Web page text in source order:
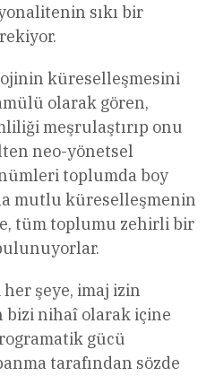
sıkı bir
küreselleşmesini
olarak gören,
meşrulaştırıp onu
neo-yönetsel
toplumda boy
mutlu küreselleşmenin
tüm toplumu zehirli bir
şeye, imaj izin
bizi nihaî olarak içine
gücü
tarafından sözde